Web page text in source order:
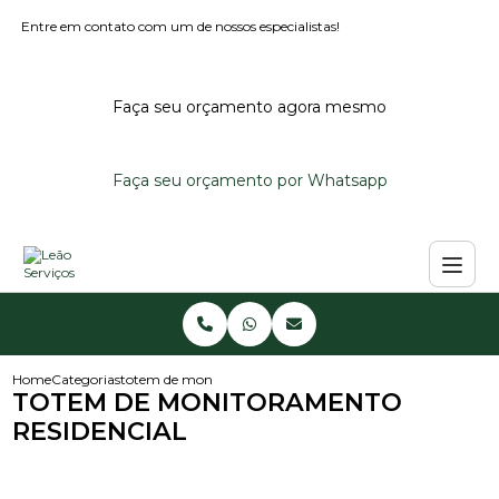
Entre em contato com um de nossos especialistas!
Faça seu orçamento agora mesmo
Faça seu orçamento por Whatsapp
HomeCategoriastotem de monitoramento residencial
TOTEM DE MONITORAMENTO
RESIDENCIAL